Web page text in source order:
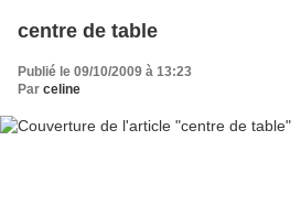
centre de table
Publié le 09/10/2009 à 13:23
Par celine